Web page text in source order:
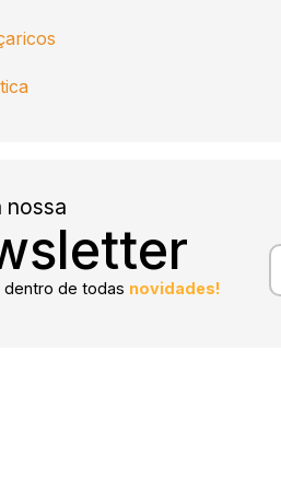
nossa
dentro de todas novidades!